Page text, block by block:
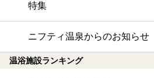
特集
ニフティ温泉からのお知らせ
温浴施設ランキング